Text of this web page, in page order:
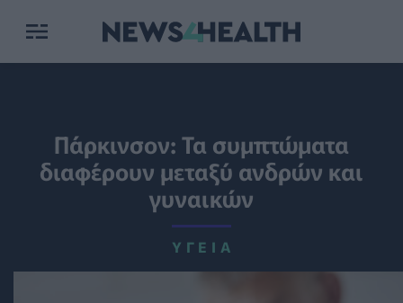
Πάρκινσον: Τα συμπτώματα
διαφέρουν μεταξύ ανδρών και
γυναικών
ΥΓΕΊΑ